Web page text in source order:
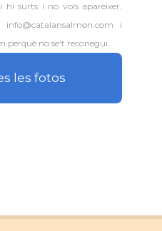
hi surts i no vols aparèixer,
i
perquè no se't reconegui.
les fotos